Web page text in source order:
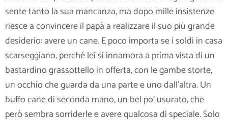
sente tanto la sua mancanza, ma dopo mille insistenze
riesce a convincere il papà a realizzare il suo più grande
desiderio: avere un cane. E poco importa se i soldi in casa
scarseggiano, perché lei si innamora a prima vista di un
bastardino grassottello in offerta, con le gambe storte,
un occhio che guarda da una parte e uno dall’altra. Un
buffo cane di seconda mano, un bel po’ usurato, che
però sembra sorriderle e avere qualcosa di speciale. Solo